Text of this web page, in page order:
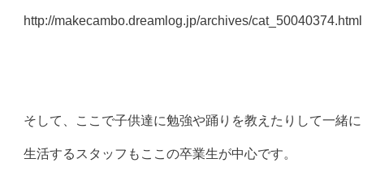
http://makecambo.dreamlog.jp/archives/cat_50040374.html
そして、ここで子供達に勉強や踊りを教えたりして一緒に
生活するスタッフもここの卒業生が中心です。